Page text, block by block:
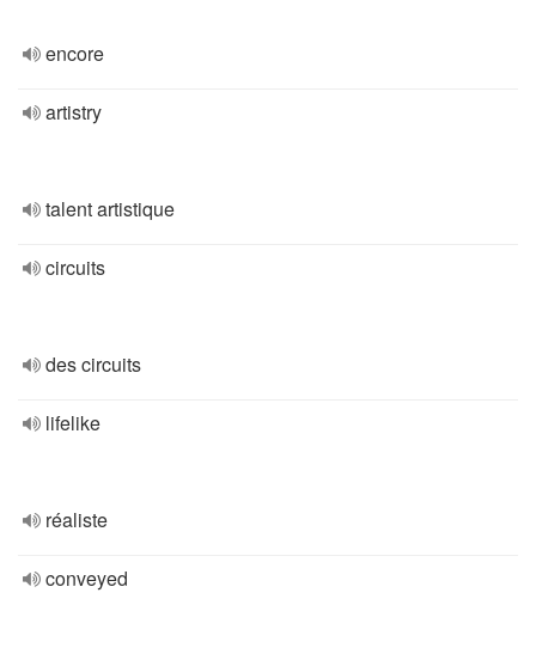
encore
artistry
talent artistique
circuits
des circuits
lifelike
réaliste
conveyed